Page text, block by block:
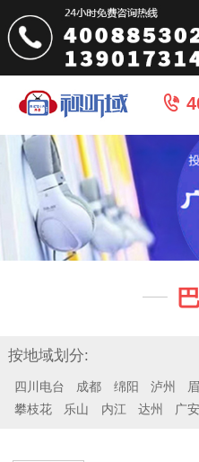


按地域划分:
四川电台 成都 绵阳 泸州
攀枝花
乐山 内江 达州 广安